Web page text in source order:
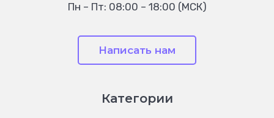
Пн – Пт: 08:00 – 18:00 (МСК)
Написать нам
Категории